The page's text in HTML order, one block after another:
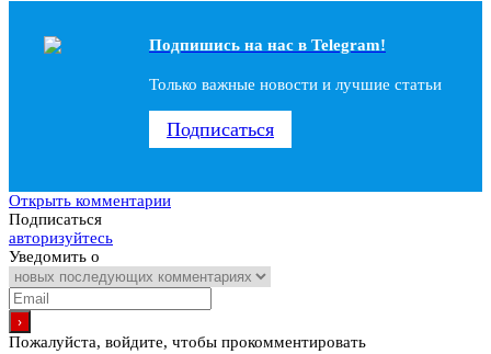
Подпишись на наc в Telegram!
Только важные новости и лучшие статьи
Подписаться
Открыть комментарии
Подписаться
авторизуйтесь
Уведомить о
Пожалуйста, войдите, чтобы прокомментировать